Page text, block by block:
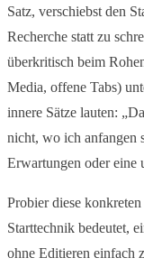
Satz, verschiebst den
Recherche statt zu
überkritisch beim
Media, offene Tabs)
innere Sätze lauten:
nicht, wo ich anfangen
Erwartungen oder eine
Probier diese
Starttechnik bedeutet,
ohne Editieren